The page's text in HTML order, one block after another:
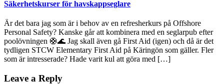
Säkerhetskurser för havskappseglare
Är det bara jag som är i behov av en refresherkurs på Offshore
Personal Safety? Kanske går att kombinera med en seglarpub efter
poolövningen 🛟🌊 Jag skall även gå First Aid (igen) och då är det
tydligen STCW Elementary First Aid på Käringön som gäller. Fler
som är intresserade? Hade varit kul att göra med […]
Leave a Reply